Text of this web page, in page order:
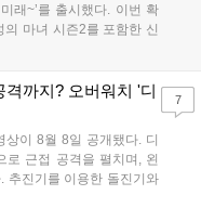
래~’를 출시했다. 이번 확
마녀 시즌2를 포함한 신
이며 작품을 완결 짓는다.
며 시리즈의 미래를 향한
까지? 오버워치 '디
이 8월 8일 공개됐다. 디
로 근접 공격을 펼치며, 왼
추진기를 이용한 돌진기와
괴 시 맨몸으로 기관총을
7